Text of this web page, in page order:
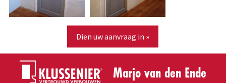
Dien uw aanvraag in »
Marjo van den Ende